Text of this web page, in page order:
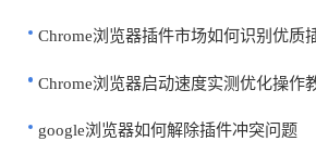
Chrome浏览器插件市场如何识别优质
Chrome浏览器启动速度实测优化操作
google浏览器如何解除插件冲突问题